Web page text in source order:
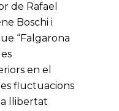
de Rafael
Boschi i
“Falgarona
en el
fluctuacions
llibertat